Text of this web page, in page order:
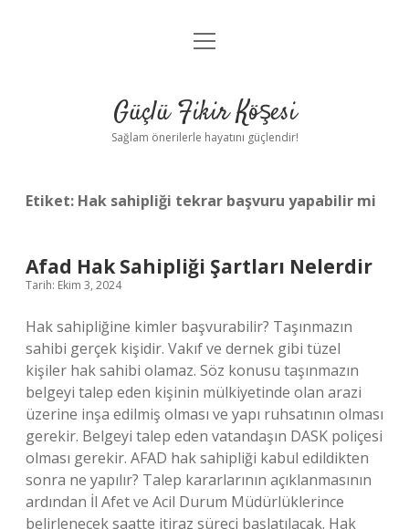
Anasayfa
Yasal Uyarı
menüyü
Güçlü Fikir Köşesi
Sağlam önerilerle hayatını güçlendir!
Etiket: Hak sahipliği tekrar başvuru yapabilir mi
Afad Hak Sahipliği Şartları Nelerdir
Tarih: Ekim 3, 2024
Hak sahipliğine kimler başvurabilir? Taşınmazın
sahibi gerçek kişidir. Vakıf ve dernek gibi tüzel
kişiler hak sahibi olamaz. Söz konusu taşınmazın
belgeyi talep eden kişinin mülkiyetinde olan arazi
üzerine inşa edilmiş olması ve yapı ruhsatının olması
gerekir. Belgeyi talep eden vatandaşın DASK poliçesi
olması gerekir. AFAD hak sahipliği kabul edildikten
sonra ne yapılır? Talep kararlarının açıklanmasının
ardından İl Afet ve Acil Durum Müdürlüklerince
belirlenecek saatte itiraz süreci başlatılacak. Hak